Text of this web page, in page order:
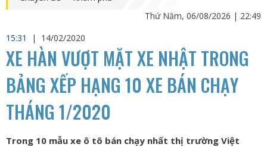
Thứ Năm, 06/08/2026 | 22:49
15:31
| 14/02/2020
XE HÀN VƯỢT MẶT XE NHẬT TRONG
BẢNG XẾP HẠNG 10 XE BÁN CHẠY
THÁNG 1/2020
Trong 10 mẫu xe ô tô bán chạy nhất thị trường Việt